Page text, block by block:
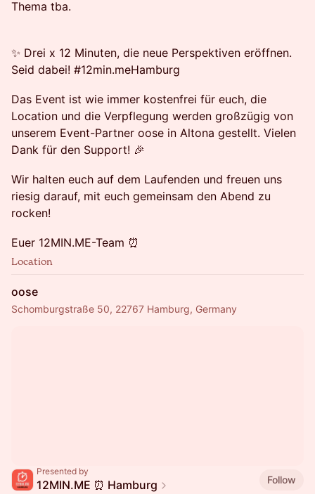
Thema tba.
✨ Drei x 12 Minuten, die neue Perspektiven eröffnen.
Seid dabei! #12min.meHamburg
Das Event ist wie immer kostenfrei für euch, die
Location und die Verpflegung werden großzügig von
unserem Event-Partner oose in Altona gestellt. Vielen
Dank für den Support! 🎉
Wir halten euch auf dem Laufenden und freuen uns
riesig darauf, mit euch gemeinsam den Abend zu
rocken!
Euer 12MIN.ME-Team ⏰
Location
oose
Schomburgstraße 50, 22767 Hamburg, Germany
Presented by
12MIN.ME ⏰ Hamburg
Follow